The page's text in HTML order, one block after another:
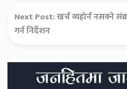
Next Post:खर्च व्यहोर्न नसक्ने
गर्न निर्देशन
Secondary
Sidebar